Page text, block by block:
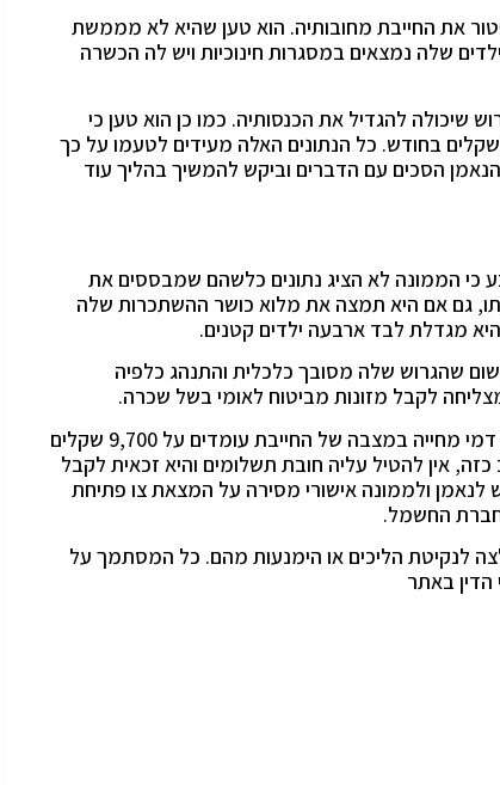
את החייבת מחובותיה. הוא טען שהיא לא מממשת
שלה נמצאים במסגרות חינוכיות ויש לה הכשרה
שיכולה להגדיל את הכנסותיה. כמו כן הוא טען כי
בקרוב היא תסיים קורס חשבי שכר שלאחריו תוכל להרוויח 10,000 שקלים בחודש. כל הנתונים האלה מעידים לטעמו על כך
הסכים עם הדברים וביקש להמשיך בהליך עוד
כי הממונה לא הציג נתונים כלשהם שמבססים את
גם אם היא תמצה את מלוא כושר ההשתכרות שלה
שהגרוש שלה מסובך כלכלית והתנהג כלפיה
לקבל מזונות מביטוח לאומי בשל שכרה.
השופט קבע כי בסופו של דבר, לפי אמות המידה שפרסם הממונה דמי מחייה במצבה של החייבת עומדים על 9,700 שקלים
אין להטיל עליה חובת תשלומים והיא זכאית לקבל
ולממונה אישורי מסירה על המצאת צו פתיחת
החשמל.
לנקיטת הליכים או הימנעות מהם. כל המסתמך על
באתר